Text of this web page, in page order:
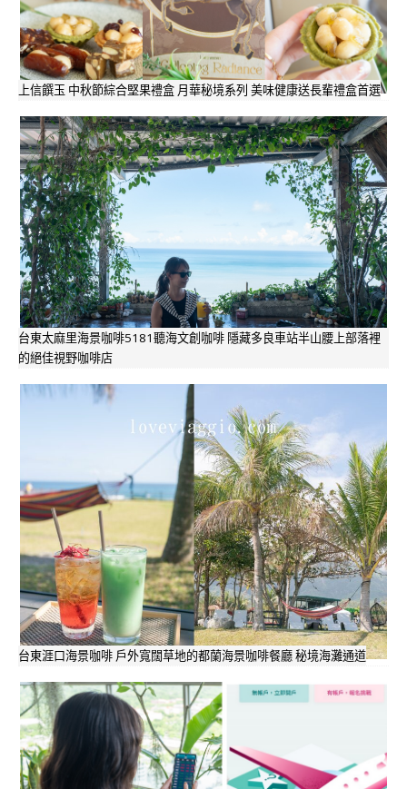
上信饌玉 中秋節綜合堅果禮盒 月華秘境系列 美味健康送長輩禮盒首選
台東太麻里海景咖啡5181聽海文創咖啡 隱藏多良車站半山腰上部落裡
的絕佳視野咖啡店
台東涯口海景咖啡 戶外寬闊草地的都蘭海景咖啡餐廳 秘境海灘通道